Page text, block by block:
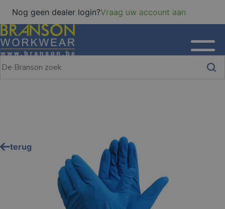
Nog geen dealer login?Vraag uw account aan
terug